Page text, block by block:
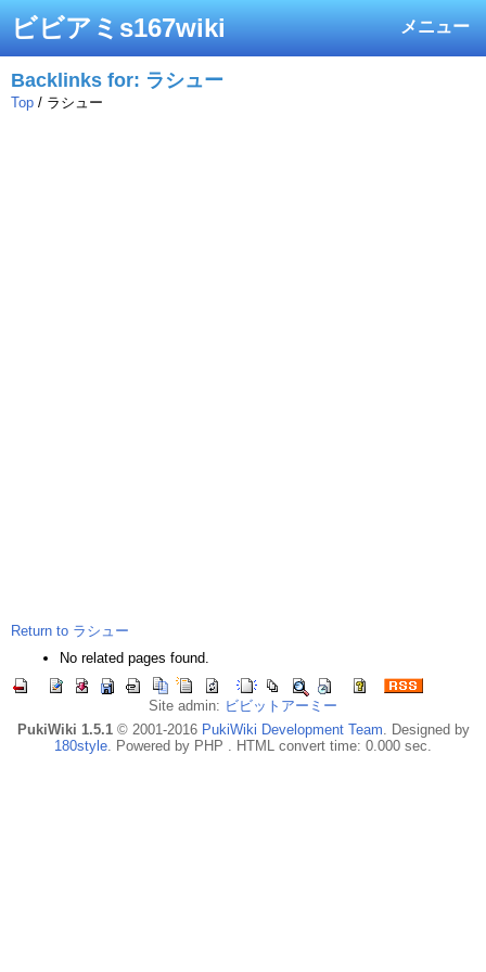
メニュー
ビビアミs167wiki
Backlinks for: ラシュー
Top / ラシュー
Return to ラシュー
No related pages found.
Site admin: ビビットアーミー
PukiWiki 1.5.1© 2001-2016 PukiWiki Development Team. Designed by
180style. Powered by PHP . HTML convert time: 0.000 sec.